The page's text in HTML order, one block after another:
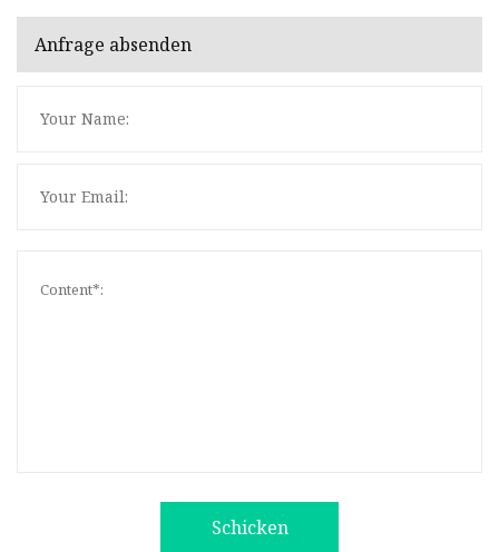
Anfrage absenden
Schicken